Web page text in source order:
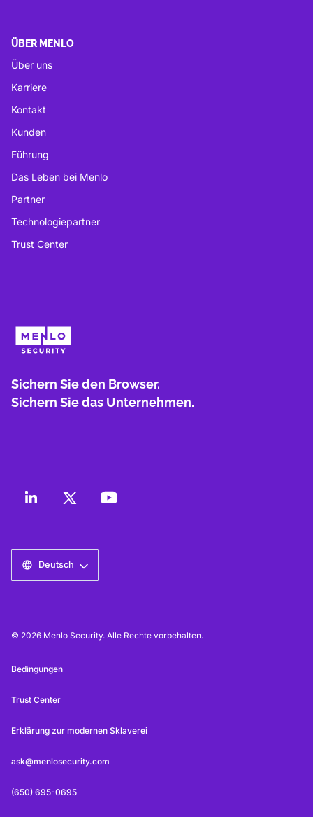
ÜBER MENLO
Über uns
Karriere
Kontakt
Kunden
Führung
Das Leben bei Menlo
Partner
Technologiepartner
Trust Center
Sichern Sie den Browser.
Sichern Sie das Unternehmen.
Deutsch
© 2026 Menlo Security. Alle Rechte vorbehalten.
Bedingungen
Trust Center
Erklärung zur modernen Sklaverei
ask@menlosecurity.com
(650) 695-0695